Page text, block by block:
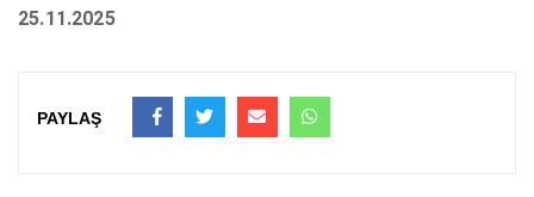
25.11.2025
PAYLAŞ